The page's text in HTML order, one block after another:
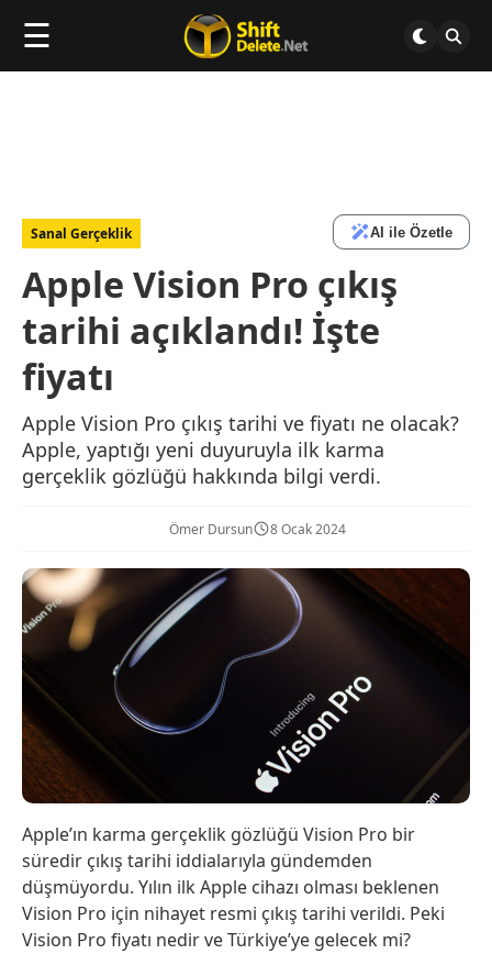
☰
Sanal Gerçeklik AI ile Özetle
Apple Vision Pro çıkış
tarihi açıklandı! İşte
fiyatı
Apple Vision Pro çıkış tarihi ve fiyatı ne olacak?
Apple, yaptığı yeni duyuruyla ilk karma
gerçeklik gözlüğü hakkında bilgi verdi.
Ömer Dursun 8 Ocak 2024
Apple’ın karma gerçeklik gözlüğü Vision Pro bir
süredir çıkış tarihi iddialarıyla gündemden
düşmüyordu. Yılın ilk Apple cihazı olması beklenen
Vision Pro için nihayet resmi çıkış tarihi verildi. Peki
Vision Pro fiyatı nedir ve Türkiye’ye gelecek mi?